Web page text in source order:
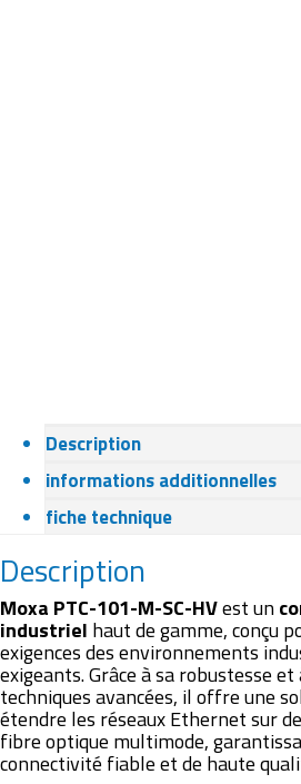
Description
informations additionnelles
fiche technique
Description
Moxa PTC-101-M-SC-HVest un
industriel haut de gamme, conçu
exigences des environnements
exigeants. Grâce à sa robustesse
techniques avancées, il offre une
étendre les réseaux Ethernet sur
fibre optique multimode,
connectivité fiable et de haute